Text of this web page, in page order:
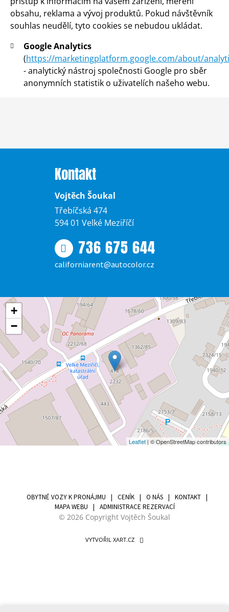
obsahu, reklama a vývoj produktů. Pokud návštěvník
souhlas neudělí, tyto cookies se nebudou ukládat.
Google Analytics
(https://marketingplatform.google.com/about/
- analytický nástroj společnosti Google pro sběr
anonymních statistik o uživatelích našeho webu.
Kontakt
Vojtěch Šoukal
Třebíčská 474
594 01 Velké Meziříčí
736 675 644
californiarent@autocolor.cz
+
−
Leaflet| © OpenStreetMap contributors
OBYTNÉ VOZY K PRONÁJMU CENÍK O NÁS
KONTAKT
MAPA WEBU
ADMINISTRACE REZERVACÍ
© 2026 Copyright Vojtěch Šoukal
VYTVOŘIL XART.CZ